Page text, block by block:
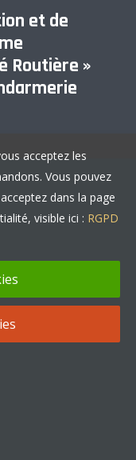
et de
Routière »
acceptez les
Vous pouvez
dans la page
visible ici : RGPD